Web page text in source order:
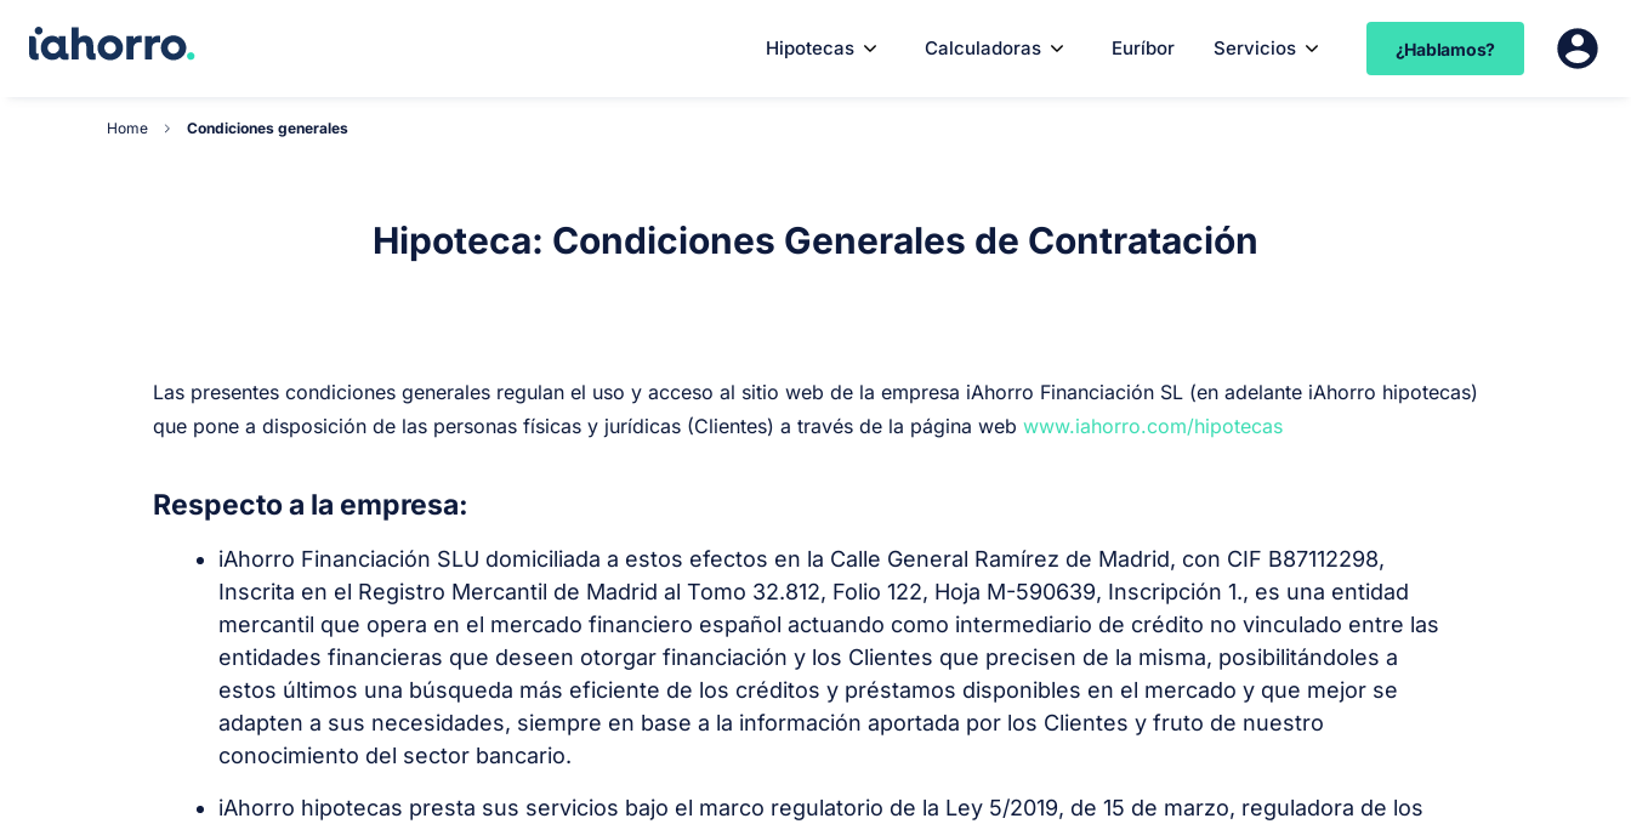
Hipotecas Calculadoras Euríbor Servicios ¿Hablamos?
Home Condiciones generales
Hipoteca: Condiciones Generales de Contratación
Las presentes condiciones generales regulan el uso y acceso al sitio web de la empresa iAhorro Financiación SL (en adelante iAhorro hipotecas)
que pone a disposición de las personas físicas y jurídicas (Clientes) a través de la página web www.iahorro.com/hipotecas
Respecto a la empresa:
iAhorro Financiación SLU domiciliada a estos efectos en la Calle General Ramírez de Madrid, con CIF B87112298,
Inscrita en el Registro Mercantil de Madrid al Tomo 32.812, Folio 122, Hoja M-590639, Inscripción 1., es una entidad
mercantil que opera en el mercado financiero español actuando como intermediario de crédito no vinculado entre las
entidades financieras que deseen otorgar financiación y los Clientes que precisen de la misma, posibilitándoles a
estos últimos una búsqueda más eficiente de los créditos y préstamos disponibles en el mercado y que mejor se
adapten a sus necesidades, siempre en base a la información aportada por los Clientes y fruto de nuestro
conocimiento del sector bancario.
iAhorro hipotecas presta sus servicios bajo el marco regulatorio de la Ley 5/2019, de 15 de marzo, reguladora de los